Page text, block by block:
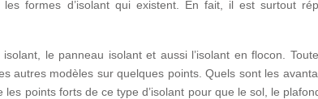
formes d’isolant qui existent. En fait, il est surtout
isolant , le panneau isolantet aussi l’isolant en flocon .
autres modèles sur quelques points. Quels sont les
points forts de ce type d’isolant pour que le sol, le